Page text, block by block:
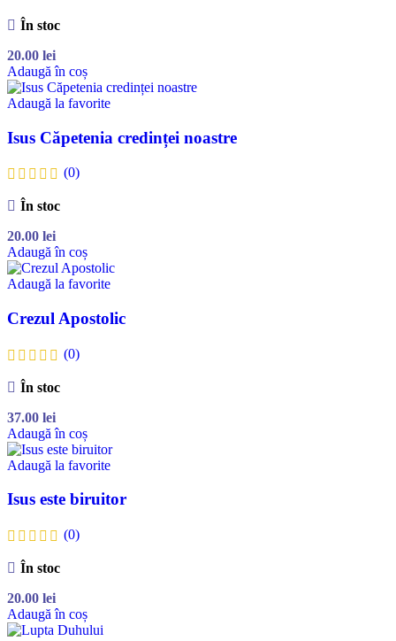
În stoc
20.00 lei
Adaugă în coș
Adaugă la favorite
Isus Căpetenia credinței noastre
(0)
În stoc
20.00 lei
Adaugă în coș
Adaugă la favorite
Crezul Apostolic
(0)
În stoc
37.00 lei
Adaugă în coș
Adaugă la favorite
Isus este biruitor
(0)
În stoc
20.00 lei
Adaugă în coș